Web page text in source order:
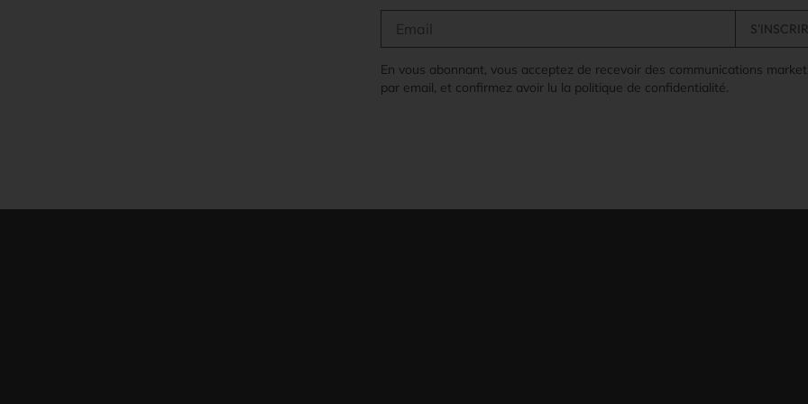
En vous abonnant, vous acceptez de recevoir des communications
par email, et confirmez avoir lu la politique de confidentialité.